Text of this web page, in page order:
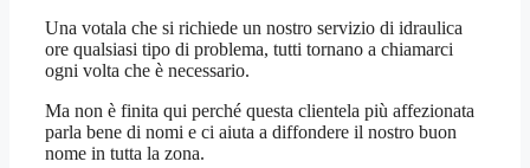
Una votala che si richiede un nostro servizio di idraulica
ore qualsiasi tipo di problema, tutti tornano a chiamarci
ogni volta che è necessario.
Ma non è finita qui perché questa clientela più affezionata
parla bene di nomi e ci aiuta a diffondere il nostro buon
nome in tutta la zona.